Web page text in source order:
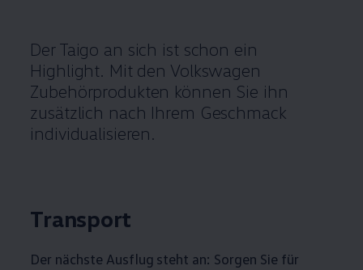
Der Taigo an sich ist schon ein
Highlight. Mit den Volkswagen
Zubehörprodukten können Sie ihn
zusätzlich nach Ihrem Geschmack
individualisieren.
Transport
Der nächste Ausflug steht an: Sorgen Sie für